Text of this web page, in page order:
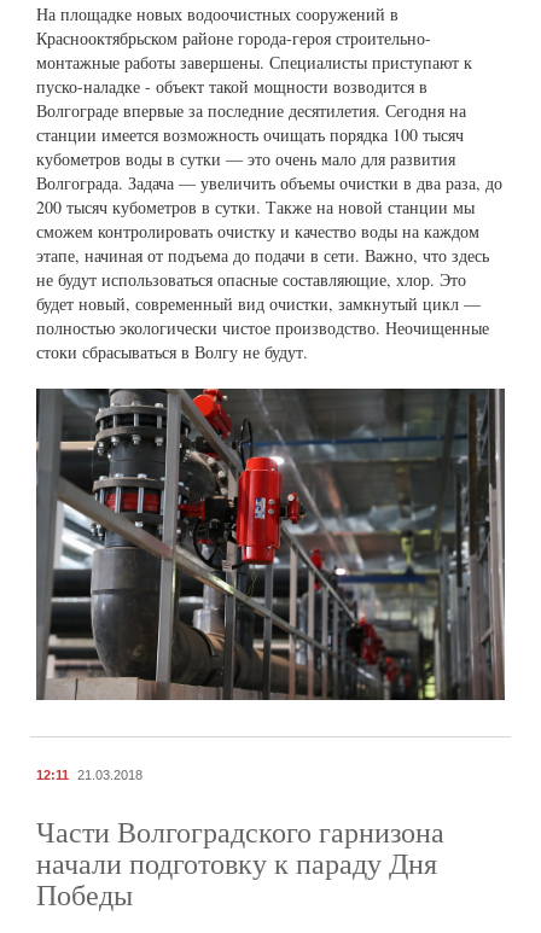
На площадке новых водоочистных сооружений в
Краснооктябрьском районе города-героя строительно-
монтажные работы завершены. Специалисты приступают к
пуско-наладке - объект такой мощности возводится в
Волгограде впервые за последние десятилетия. Сегодня на
станции имеется возможность очищать порядка 100 тысяч
кубометров воды в сутки — это очень мало для развития
Волгограда. Задача — увеличить объемы очистки в два раза, до
200 тысяч кубометров в сутки. Также на новой станции мы
сможем контролировать очистку и качество воды на каждом
этапе, начиная от подъема до подачи в сети. Важно, что здесь
не будут использоваться опасные составляющие, хлор. Это
будет новый, современный вид очистки, замкнутый цикл —
полностью экологически чистое производство. Неочищенные
стоки сбрасываться в Волгу не будут.
12:11 21.03.2018
Части Волгоградского гарнизона
начали подготовку к параду Дня
Победы